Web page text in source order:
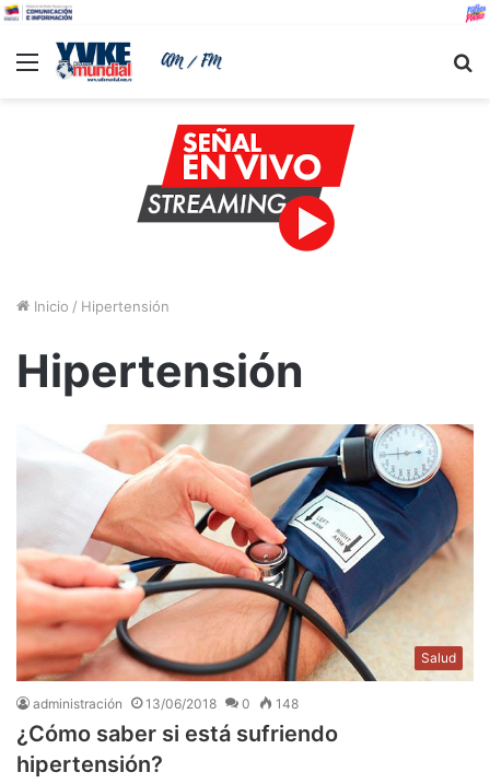
Menu
Inicio / Hipertensión
Hipertensión
Salud
administración 13/06/2018 0 148
¿Cómo saber si está sufriendo
hipertensión?